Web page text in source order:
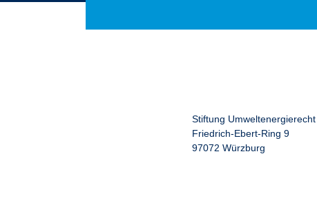
Stiftung Umweltenergierecht
Friedrich-Ebert-Ring 9
97072 Würzburg